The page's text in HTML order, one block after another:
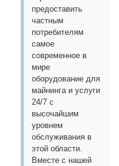
предоставить
частным
потребителям
самое
современное в
мире
оборудование для
майнинга и услуги
24/7 с
высочайшим
уровнем
обслуживания в
этой области.
Вместе с нашей